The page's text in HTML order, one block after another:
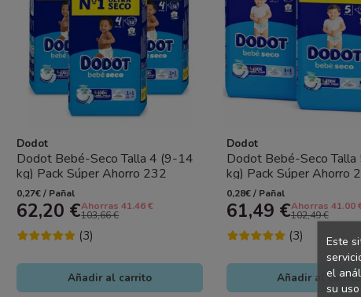
Dodot
Dodot Bebé-Seco Talla 4 (9-14
kg) Pack Súper Ahorro 232
Pañales (4x58) – Máxima...
0,27€ / Pañal
62,20 €Ahorras 41.46 €
103,66 €
(3)
Añadir al carrito
Dodot
Dodot Bebé-Seco
kg) Pack Súper Ahorro
Pañales (4x54) –
0,28€ / Pañal
61,49 €Ahorras 41.00
102,49 €
(3)
Añadir al carrito
Este
el
su